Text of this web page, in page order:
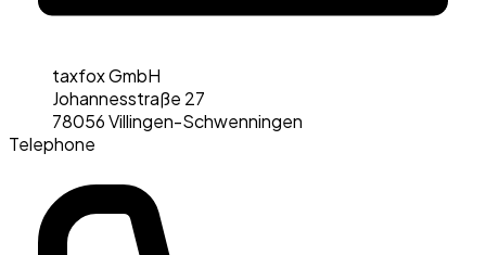
taxfox GmbH
Johannesstraße 27
78056 Villingen-Schwenningen
Telephone